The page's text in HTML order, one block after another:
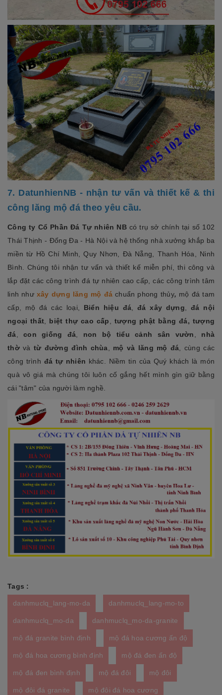
7. DatunhienNB - nhận tư vấn và thiết kế & thi
công lăng mộ đá theo yêu cầu.
Công ty Cổ Phần Đá Tự nhiên NBcó trụ sở chính tại số 102
Thái Thịnh - Đống Đa - Hà Nội và hệ thống nhà xưởng khắp ba
miền từ Hồ Chí Minh, Quy Nhơn, Đà Nẵng, Thanh Hóa, Ninh
Bình. Chúng tôi nhận tư vấn và thiết kế miễn phí, thi công và
lắp đặt các công trình đá tự nhiên cao cấp, các công trình tâm
linh như xây dựng lăng mộ đá chuẩn phong thủy, mộ đá tam
cấp, mộ đá các loại, Biển hiệu đá,đá xây dựng, đá nội
ngoại thất, biệt thự cao cấp, tượng phật bằng đá, tượng
đá,con giống đá, non bộ tiểu cảnh sân vườn, nhà
thờvà từ đườngđình chùa, mộ và lăng mộ đá, cùng các
công trình đá tự nhiên khác. Niềm tin của Quý khách là món
quà vô giá mà chúng tôi luôn cố gắng hết mình gìn giữ bằng
cái "tâm" của người làm nghề.
Tags :
danhmuclq_lang-mo-da danhmuclq_lang-mo-to
danhmuclq_mo-da danhmuclq_mo-da-granite
mộ đá granite bình định mộ đá hoa cương ấn độ
mộ đá hoa cương bình định mộ đá đen ấn độ
mộ đá đen bình định mộ đá đôi mộ đôi
mộ đôi đá granite mộ đôi đá hoa cương